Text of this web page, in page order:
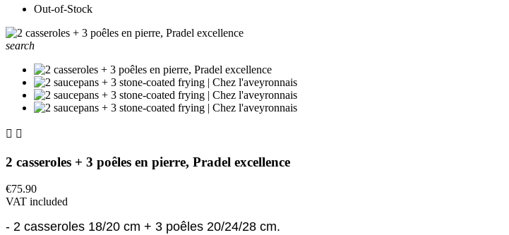
Out-of-Stock
search
 
2 casseroles + 3 poêles en pierre, Pradel excellence
€75.90
VAT included
- 2 casseroles 18/20 cm + 3 poêles 20/24/28 cm.